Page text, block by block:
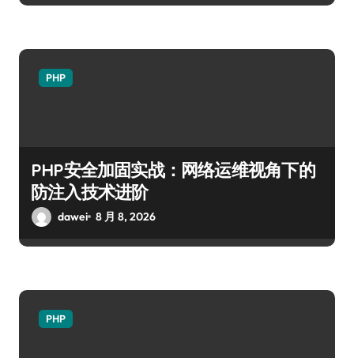
PHP
PHP安全加固实战：网络运维视角下的
防注入技术进阶
dawei 8 月 8, 2026
PHP